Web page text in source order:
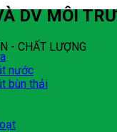
DV MÔI
- CHẤT LƯỢNG
nước
bùn thải